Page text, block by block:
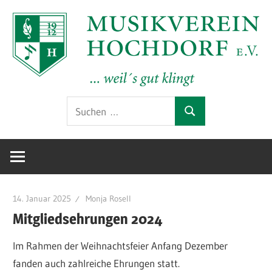
Inhalt
springen
MV
Hochdorf
e.V.
Hochdorf
im
Kreis
am
Neckar
nach:
Suchen
14. Januar 2025 Monja Rosell
Mitgliedsehrungen 2024
Im Rahmen der Weihnachtsfeier Anfang Dezember
fanden auch zahlreiche Ehrungen statt.